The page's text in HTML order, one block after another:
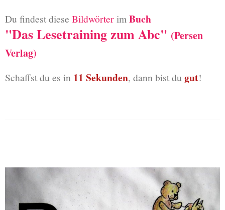
Du findest diese BildwörterimBuch
"Das Lesetraining zum Abc" (Persen
Verlag)
Schaffst du es in 11 Sekunden, dann bist du gut!